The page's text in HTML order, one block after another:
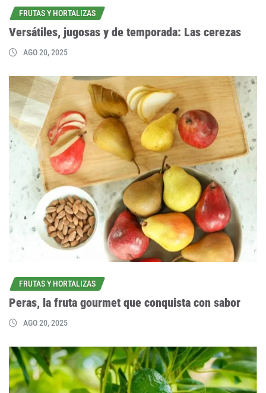
FRUTAS Y HORTALIZAS
Versátiles, jugosas y de temporada: Las cerezas
AGO 20, 2025
FRUTAS Y HORTALIZAS
Peras, la fruta gourmet que conquista con sabor
AGO 20, 2025